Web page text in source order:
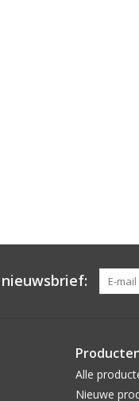
Alle
Nieuwe